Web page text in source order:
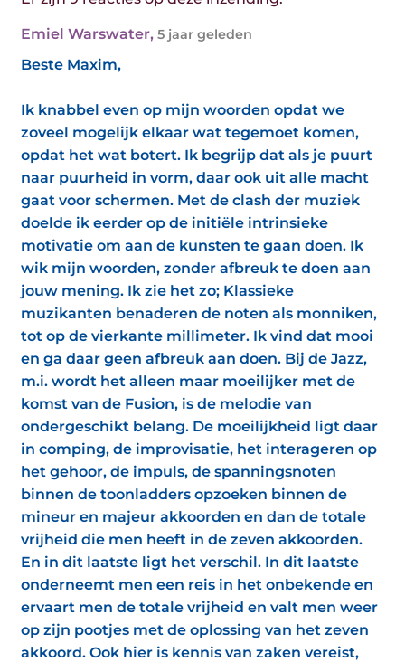
Emiel Warswater, 5 jaar geleden
Beste Maxim,
Ik knabbel even op mijn woorden opdat we
zoveel mogelijk elkaar wat tegemoet komen,
opdat het wat botert. Ik begrijp dat als je puurt
naar puurheid in vorm, daar ook uit alle macht
gaat voor schermen. Met de clash der muziek
doelde ik eerder op de initiële intrinsieke
motivatie om aan de kunsten te gaan doen. Ik
wik mijn woorden, zonder afbreuk te doen aan
jouw mening. Ik zie het zo; Klassieke
muzikanten benaderen de noten als monniken,
tot op de vierkante millimeter. Ik vind dat mooi
en ga daar geen afbreuk aan doen. Bij de Jazz,
m.i. wordt het alleen maar moeilijker met de
komst van de Fusion, is de melodie van
ondergeschikt belang. De moeilijkheid ligt daar
in comping, de improvisatie, het interageren op
het gehoor, de impuls, de spanningsnoten
binnen de toonladders opzoeken binnen de
mineur en majeur akkoorden en dan de totale
vrijheid die men heeft in de zeven akkoorden.
En in dit laatste ligt het verschil. In dit laatste
onderneemt men een reis in het onbekende en
ervaart men de totale vrijheid en valt men weer
op zijn pootjes met de oplossing van het zeven
akkoord. Ook hier is kennis van zaken vereist,